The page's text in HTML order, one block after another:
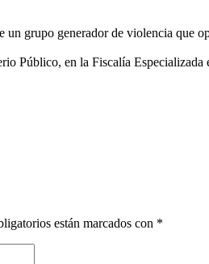
un grupo generador de violencia que
Público, en la Fiscalía Especializada
están marcados con *